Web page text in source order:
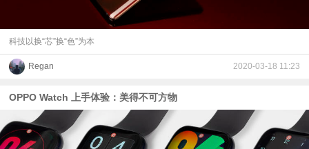
科技以换“芯”换“色”为本
Regan 2020-03-18 11:23
OPPO Watch 上手体验：美得不可方物